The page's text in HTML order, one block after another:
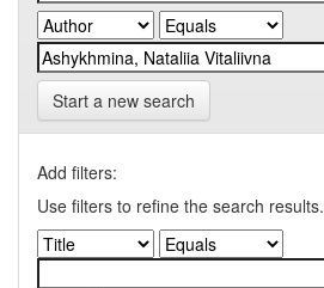
Start a new search
Add filters:
Use filters to refine the search results.